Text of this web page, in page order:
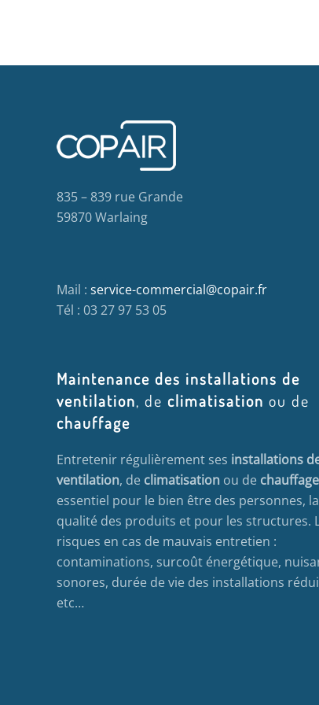
835 – 839 rue Grande
59870 Warlaing
Mail : service-commercial@copair.fr
Tél : 03 27 97 53 05
Maintenance des installations de
ventilation, de climatisation ou de
chauffage
Entretenir régulièrement ses installations
ventilation, de climatisation ou de chauffage
essentiel pour le bien être des personnes, la
qualité des produits et pour les structures.
risques en cas de mauvais entretien :
contaminations, surcoût énergétique,
sonores, durée de vie des installations
etc…